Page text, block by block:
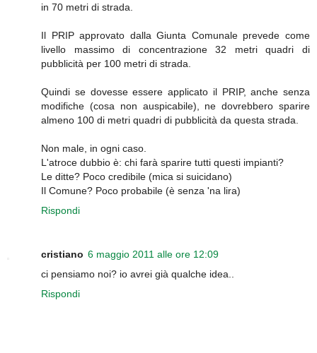
in 70 metri di strada.
Il PRIP approvato dalla Giunta Comunale prevede come
livello massimo di concentrazione 32 metri quadri di
pubblicità per 100 metri di strada.
Quindi se dovesse essere applicato il PRIP, anche senza
modifiche (cosa non auspicabile), ne dovrebbero sparire
almeno 100 di metri quadri di pubblicità da questa strada.
Non male, in ogni caso.
L'atroce dubbio è: chi farà sparire tutti questi impianti?
Le ditte? Poco credibile (mica si suicidano)
Il Comune? Poco probabile (è senza 'na lira)
Rispondi
cristiano 6 maggio 2011 alle ore 12:09
ci pensiamo noi? io avrei già qualche idea..
Rispondi